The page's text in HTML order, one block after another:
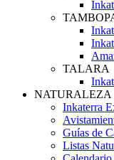
TALARA
NATURALEZA
Inkaterra
Guías de
Listas